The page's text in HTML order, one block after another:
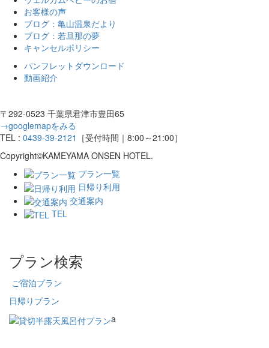
お客様の声
ブログ：亀山温泉だより
ブログ：若旦那の夢
キャンセルポリシー
パンフレットダウンロード
動画紹介
〒292-0523 千葉県君津市豊田65
→googlemapをみる
TEL : 0439-39-2121 ［受付時間｜8:00～21:00］
Copyright©KAMEYAMA ONSEN HOTEL.
プラン一覧
日帰り利用
交通案内
TEL
プラン検索
ご宿泊プラン
日帰りプラン
a